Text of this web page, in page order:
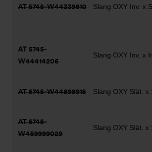
AT 5745-W44339810 Slang OXY Inv. x
AT 5745-
W44414206
Slang OXY Inv. x
AT 5745-W44898915 Slang OXY Slät. x
AT 5745-
W459999029
Slang OXY Slät. x